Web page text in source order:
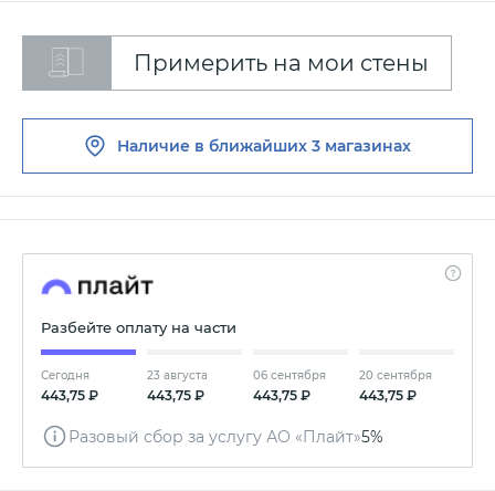
Примерить на мои стены
Наличие в ближайших 3 магазинах
Разбейте оплату на части
Сегодня
443,75 ₽
23 августа
443,75 ₽
06 сентября
443,75 ₽
20 сентября
443,75 ₽
Разовый сбор за услугу АО «Плайт»5%